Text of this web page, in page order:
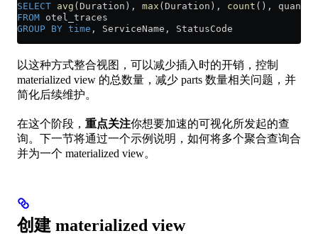
SELECT avg (Duration), max (Duration), count (),
FROM otel_traces
GROUP BY time , ServiceName, StatusCode
以这种方式整合视图，可以减少插入时的开销，控制
materialized view 的总数量，减少 parts 数量相关问题，并
简化后续维护。
在这个阶段， 重点关注你想要加速的可视化所发起的查
询。下一节将通过一个示例说明，如何将多个聚合查询合
并为一个 materialized view。
创建 materialized view